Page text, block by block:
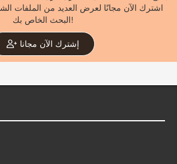
اشترك الآن مجانًا لعرض العديد من الملفات
البحث الخاص بك!
إشترك الآن مجانا